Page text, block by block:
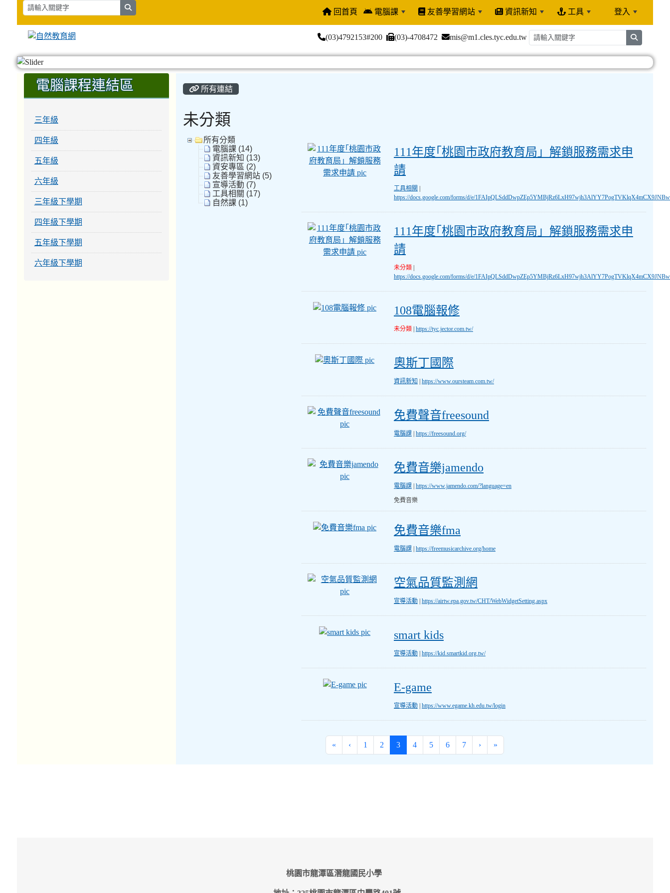
search
回首頁 電腦課 友善學習網站 資訊新知 工具 登入
(03)4792153#200 (03)-4708472 mis@m1.cles.tyc.edu.tw
所有連結
未分類
所有分類
電腦課 (14)
資訊新知 (13)
資安專區 (2)
友善學習網站 (5)
宣導活動 (7)
工具相關 (17)
自然課 (1)
111年度｢桃園市政府教育局」解鎖服務需求申請
111年度｢桃園市政府教育局」解鎖服務需求申
請
工具相關
https://docs.google.com/forms/d/e/
111年度｢桃園市政府教育局」解鎖服務需求申請
111年度｢桃園市政府教育局」解鎖服務需求申
請
未分類
https://docs.google.com/forms/d/e/
108電腦報修
108電腦報修
未分類 https://tyc.jector.com.tw/
奧斯丁國際奧斯丁國際
資訊新知 https://www.oursteam.com.tw/
免費聲音freesound
免費聲音freesound
電腦課| https://freesound.org/
免費音樂jamendo
免費音樂jamendo
電腦課| https://www.jamendo.com/?language=en
免費音樂
免費音樂fma
免費音樂fma
電腦課| https://freemusicarchive.org/home
空氣品質監測網
空氣品質監測網
宣導活動| https://airtw.epa.gov.tw/CHT/WebWidgetSetting.aspx
smart kidssmart kids
宣導活動| https://kid.smartkid.org.tw/
E-game E-game
宣導活動| https://www.egame.kh.edu.tw/login
« ‹ 1 2 3(current)
4 5 6 7 › »
電腦課程連結區
三年級
四年級
五年級
六年級
三年級下學期
四年級下學期
五年級下學期
六年級下學期
桃園市龍潭區潛龍國民小學